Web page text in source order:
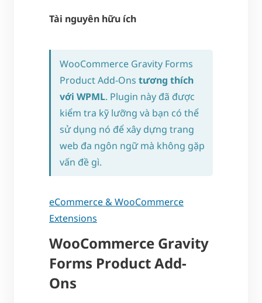
Tài nguyên hữu ích
WooCommerce Gravity Forms
Product Add-Ons tương thích
với WPML. Plugin này đã được
kiểm tra kỹ lưỡng và bạn có thể
sử dụng nó để xây dựng trang
web đa ngôn ngữ mà không gặp
vấn đề gì.
eCommerce & WooCommerce
Extensions
WooCommerce Gravity
Forms Product Add-
Ons